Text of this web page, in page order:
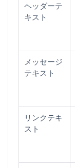
ヘッダーテ
キスト
メッセージ
テキスト
リンクテキ
スト